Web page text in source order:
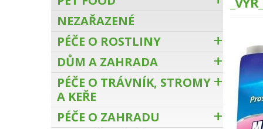
NEZAŘAZENÉ
PÉČE O ROSTLINY
DŮM A ZAHRADA
PÉČE O TRÁVNÍK, STROMY
A KEŘE
PÉČE O ZAHRADU